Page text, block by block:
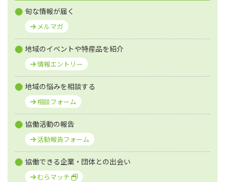
旬な情報が届く
メルマガ
地域のイベントや特産品を紹介
情報エントリー
地域の悩みを相談する
相談フォーム
協働活動の報告
活動報告フォーム
協働できる企業・団体との出会い
むらマッチ